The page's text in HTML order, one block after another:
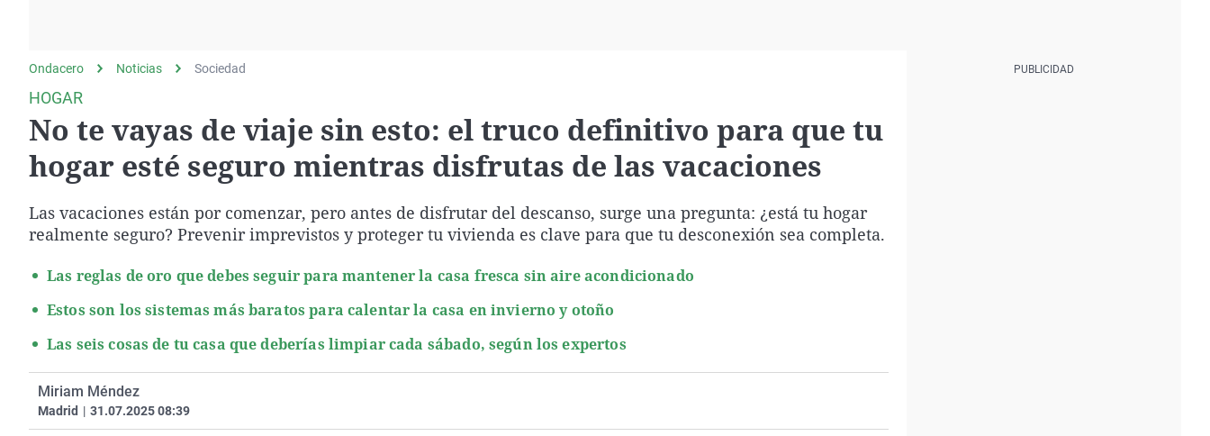
Como el perro y elEquipo de investigación
Negra
País Vasco
Ondacero Noticias Sociedad
HOGAR
No te vayas de viaje sin esto: el truco definitivo para que tu
hogar esté seguro mientras disfrutas de las vacaciones
Las vacaciones están por comenzar, pero antes de disfrutar del descanso, surge una pregunta: ¿está tu hogar
realmente seguro? Prevenir imprevistos y proteger tu vivienda es clave para que tu desconexión sea completa.
Las reglas de oro que debes seguir para mantener la casa fresca sin aire acondicionado
Estos son los sistemas más baratos para calentar la casa en invierno y otoño
Las seis cosas de tu casa que deberías limpiar cada sábado, según los expertos
Miriam Méndez
Madrid | 31.07.2025 08:39